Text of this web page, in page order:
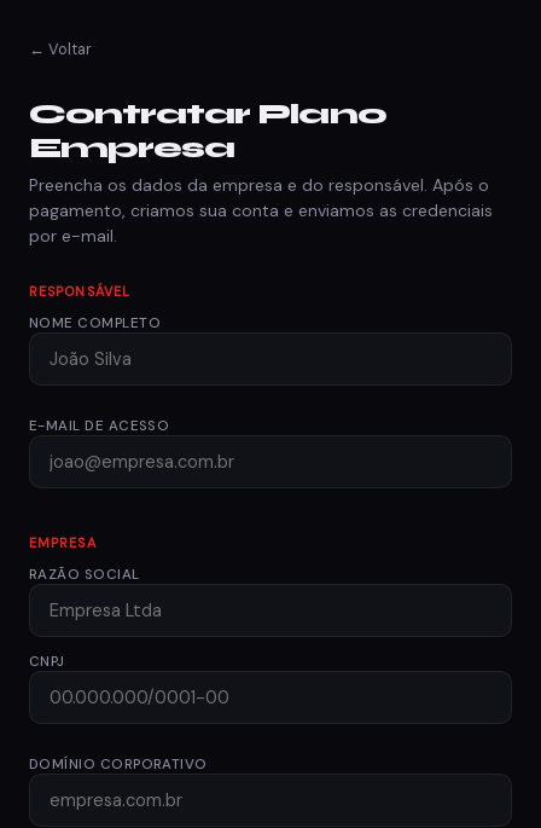
← Voltar
Contratar Plano
Empresa
Preencha os dados da empresa e do responsável. Após o
pagamento, criamos sua conta e enviamos as credenciais
por e-mail.
RESPONSÁVEL
NOME COMPLETO
E-MAIL DE ACESSO
EMPRESA
RAZÃO SOCIAL
CNPJ
DOMÍNIO CORPORATIVO